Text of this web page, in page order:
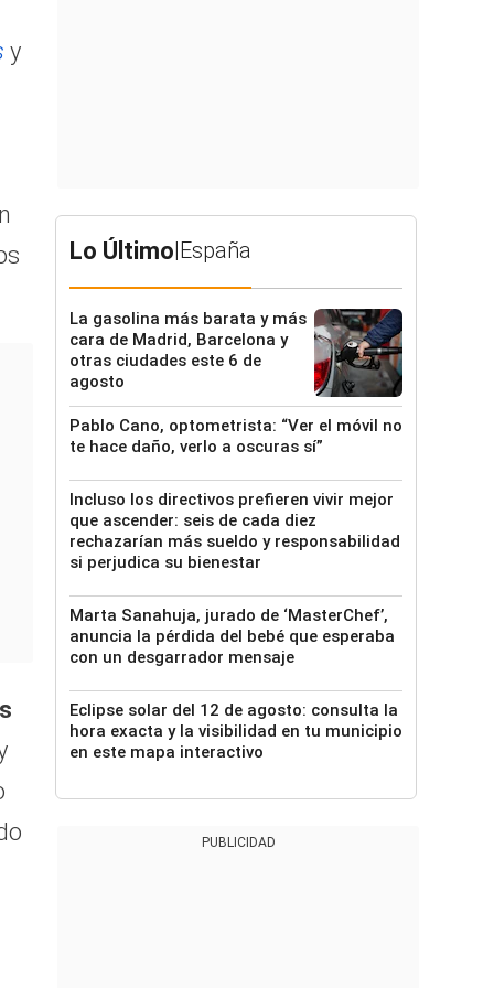
y
Lo Último|España
La gasolina más barata y más
cara de Madrid, Barcelona y
otras ciudades este 6 de
agosto
Pablo Cano, optometrista: “Ver el móvil no
te hace daño, verlo a oscuras sí”
Incluso los directivos prefieren vivir mejor
que ascender: seis de cada diez
rechazarían más sueldo y responsabilidad
si perjudica su bienestar
Marta Sanahuja, jurado de ‘MasterChef’,
anuncia la pérdida del bebé que esperaba
con un desgarrador mensaje
Eclipse solar del 12 de agosto: consulta la
hora exacta y la visibilidad en tu municipio
en este mapa interactivo
PUBLICIDAD